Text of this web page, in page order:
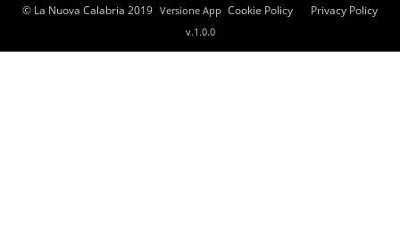
© La Nuova Calabria 2019 Cookie Policy Privacy Policy
Versione App
v.1.0.0